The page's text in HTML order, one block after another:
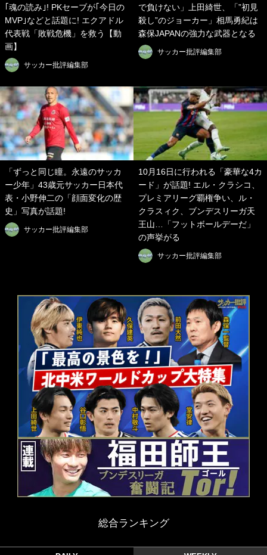
｢魂の読み｣! PKセーブが｢今日の
MVP｣などと話題に! エクアドル
代表戦「敗戦危機」を救う【動
画】
サッカー批評編集部
で負けない」上田綺世、「”初見
殺し”のジョーカー」相馬勇紀は
森保JAPANの強力な武器となる
サッカー批評編集部
「ずっと同じ瞳。永遠のサッカ
ー少年」43歳元サッカー日本代
表・小野伸二の「顔面変化の歴
史」写真が話題!
サッカー批評編集部
10月16日に行われる「豪華な4カ
ード」が話題! エル・クラシコ、
プレミアリーグ覇権争い、ル・
クラスィク、ブンデスリーガ天
王山…「フットボールデーだ」
の声挙がる
サッカー批評編集部
総合ランキング